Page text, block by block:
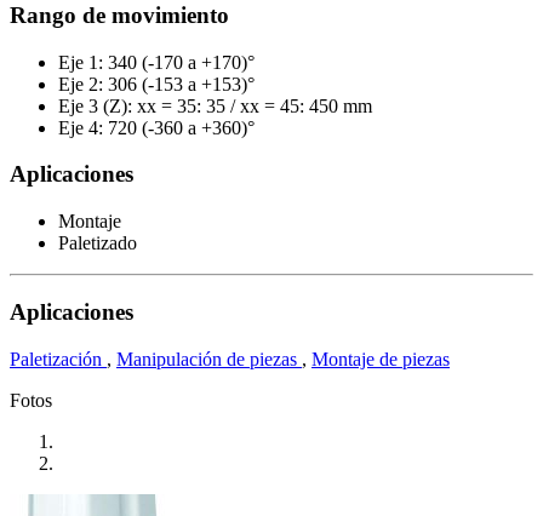
Rango de movimiento
Eje 1: 340 (-170 a +170)°
Eje 2: 306 (-153 a +153)°
Eje 3 (Z): xx = 35: 35 / xx = 45: 450 mm
Eje 4: 720 (-360 a +360)°
Aplicaciones
Montaje
Paletizado
Aplicaciones
Paletización , Manipulación de piezas , Montaje de piezas
Fotos